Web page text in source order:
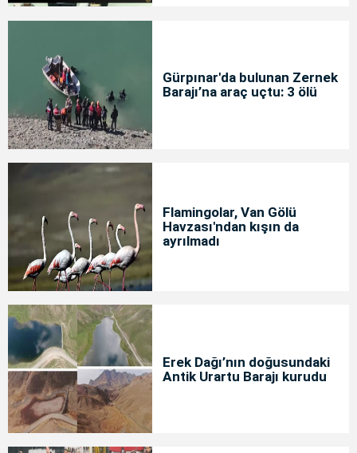
Gürpınar'da bulunan Zernek
Barajı’na araç uçtu: 3 ölü
Flamingolar, Van Gölü
Havzası'ndan kışın da
ayrılmadı
Erek Dağı’nın doğusundaki
Antik Urartu Barajı kurudu